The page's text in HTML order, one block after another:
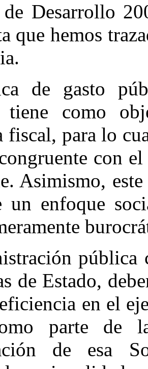
Desarrollo
que hemos
de gasto
tiene como
para lo
con
Asimismo,
un enfoque
pública
de Estado,
en el
parte de
de esa